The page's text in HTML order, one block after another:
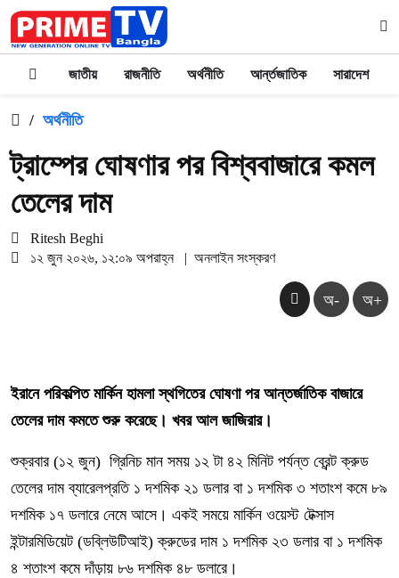
জাতীয় রাজনীতি অর্থনীতি আর্ন্তজাতিক সারাদেশ
/ অর্থনীতি
ট্রাম্পের ঘোষণার পর বিশ্ববাজারে কমল
তেলের দাম
Ritesh Beghi
১২ জুন ২০২৬, ১২:০৯ অপরাহ্ন
| অনলাইন সংস্করণ
অ- অ+
ইরানে পরিকল্পিত মার্কিন হামলা স্থগিতের ঘোষণা পর আন্তর্জাতিক বাজারে
তেলের দাম কমতে শুরু করেছে। খবর আল জাজিরার।
শুক্রবার (১২ জুন) গ্রিনিচ মান সময় ১২ টা ৪২ মিনিট পর্যন্ত ব্রেন্ট ক্রুড
তেলের দাম ব্যারেলপ্রতি ১ দশমিক ২১ ডলার বা ১ দশমিক ৩ শতাংশ কমে ৮৯
দশমিক ১৭ ডলারে নেমে আসে। একই সময়ে মার্কিন ওয়েস্ট টেক্সাস
ইন্টারমিডিয়েট (ডব্লিউটিআই) ক্রুডের দাম ১ দশমিক ২৩ ডলার বা ১ দশমিক
৪ শতাংশ কমে দাঁড়ায় ৮৬ দশমিক ৪৮ ডলারে।